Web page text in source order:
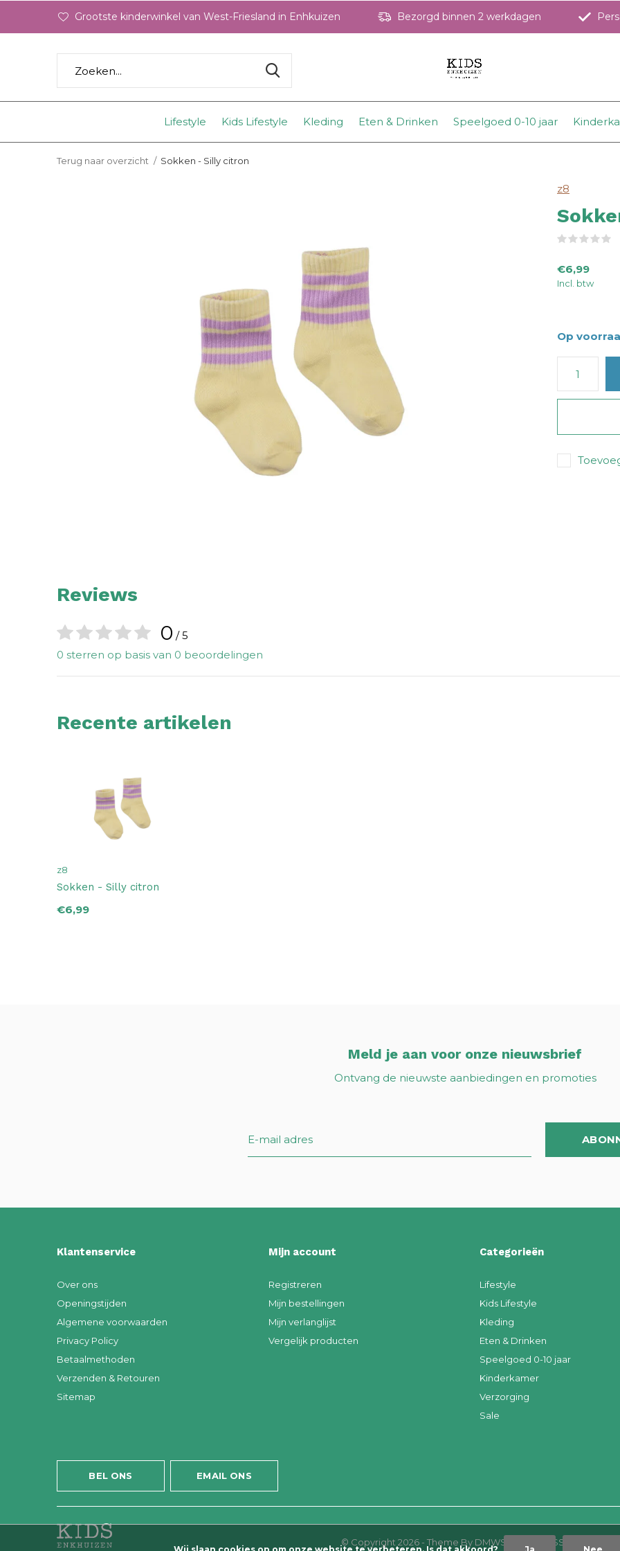
Lifestyle Kids Lifestyle Kleding Eten & Drinken Speelgoed 0-10 jaar
Grootste kinderwinkel van West-Friesland in Enhkuizen Bezorgd binnen 2 werkdagen
Terug naar overzicht Sokken - Silly citron
z8
€6,99
Incl. btw
Op
Reviews
0 / 5
0 sterren op basis van 0 beoordelingen
Recente artikelen
z8
Sokken - Silly citron
€6,99
Meld je aan voor onze nieuwsbrief
Ontvang de nieuwste aanbiedingen en promoties
Klantenservice
Over ons
Openingstijden
Algemene voorwaarden
Privacy Policy
Betaalmethoden
Verzenden & Retouren
Sitemap
Mijn account
Registreren
Mijn bestellingen
Mijn verlanglijst
Vergelijk producten
Categorieën
Lifestyle
Kids Lifestyle
Kleding
Eten & Drinken
Speelgoed 0-10 jaar
Kinderkamer
Verzorging
Sale
BEL ONS EMAIL ONS
© Copyright 2026- Theme By DMWS RSS-feed